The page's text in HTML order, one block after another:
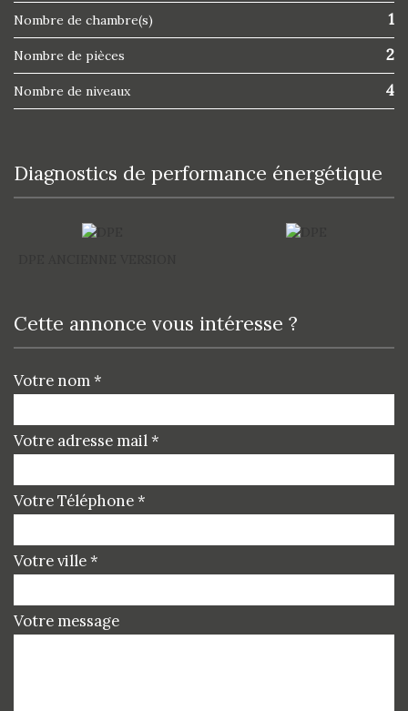
Nombre de chambre(s) 1
Nombre de pièces 2
Nombre de niveaux 4
diagnostics de performance énergétique
cette annonce vous intéresse ?
Votre nom *
Votre adresse mail *
Votre Téléphone *
Votre ville *
Votre message